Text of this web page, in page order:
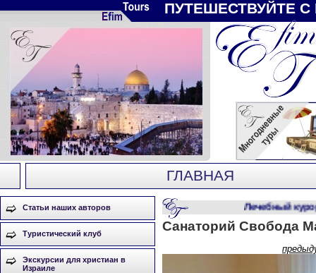
ПУТЕШЕСТВУЙТЕ
ГЛАВНАЯ
Статьи наших авторов
Туристический клуб
Экскурсии для христиан в
Израиле
Лечебный
Санаторий Свобода